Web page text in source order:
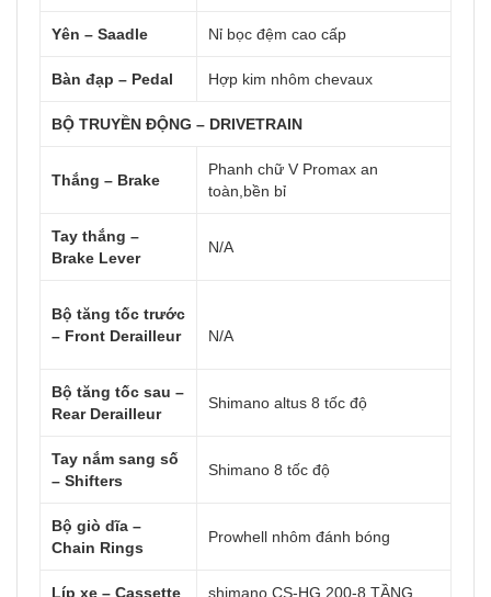
Yên – Saadle Nỉ bọc đệm cao cấp
Bàn đạp – Pedal Hợp kim nhôm chevaux
BỘ TRUYỀN ĐỘNG – DRIVETRAIN
Thắng – Brake
Phanh chữ V Promax an
toàn,bền bỉ
Tay thắng –
Brake Lever
N/A
Bộ tăng tốc trước
– Front Derailleur
N/A
Bộ tăng tốc sau –
Rear Derailleur
Shimano altus 8 tốc độ
Tay nắm sang số
– Shifters
Shimano 8 tốc độ
Bộ giò dĩa –
Chain Rings
Prowhell nhôm đánh bóng
Líp xe – Cassette shimano CS-HG 200-8 TẦNG